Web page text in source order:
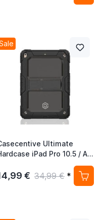
Ultimate
iPad Pro 10.5 / Air
€ 34,99 € *